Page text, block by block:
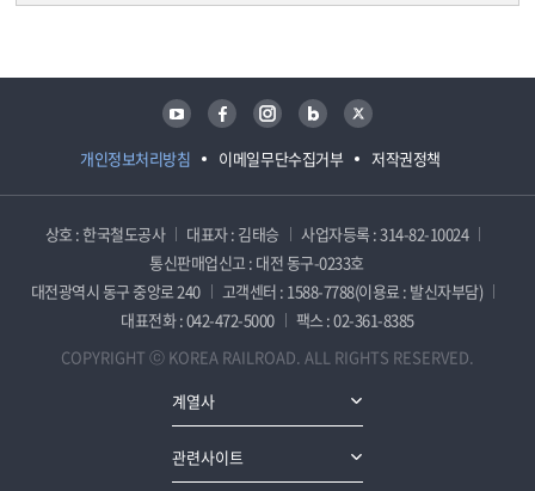
개인정보처리방침 이메일무단수집거부 저작권정책
유튜브 페이스북 인스타그램 블로그 트위터
상호 : 한국철도공사 대표자 : 김태승
사업자등록 : 314-82-10024
통신판매업신고 : 대전 동구-0233호
대전광역시 동구 중앙로 240
고객센터 : 1588-7788(이용료 : 발신자부담)
대표전화 : 042-472-5000
팩스 : 02-361-8385
COPYRIGHT ⓒ KOREA RAILROAD. ALL RIGHTS RESERVED.
계열사
관련사이트